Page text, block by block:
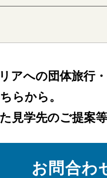
アへの団体旅行
らから。
見学先のご提案
お問合わ